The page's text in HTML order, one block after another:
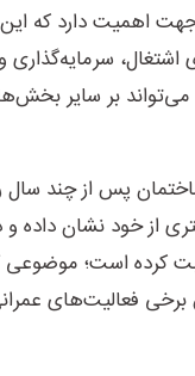
اهمیت دارد که
اشتغال،
بر سایر
پس از چند سال
از خود نشان داده
کرده است؛ موضوعی
برخی فعالیت‌های